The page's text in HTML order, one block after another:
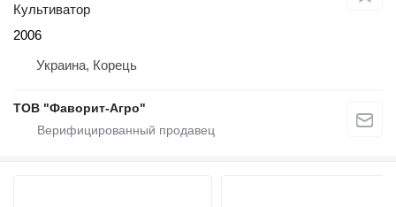
Культиватор
2006
Украина, Корець
ТОВ "Фаворит-Агро"